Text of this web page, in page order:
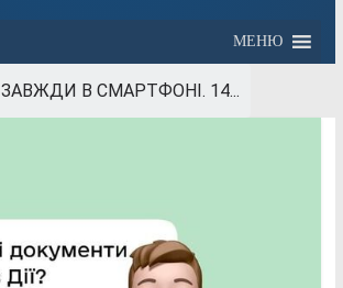
МЕНЮ
ЗАВЖДИ В СМАРТФОНІ. 14...